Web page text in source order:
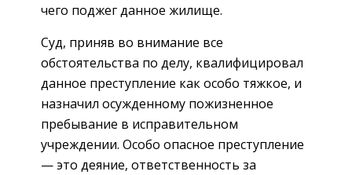
чего поджег данное жилище.
Суд, приняв во внимание все
обстоятельства по делу, квалифицировал
данное преступление как особо тяжкое, и
назначил осужденному пожизненное
пребывание в исправительном
учреждении. Особо опасное преступление
— это деяние, ответственность за